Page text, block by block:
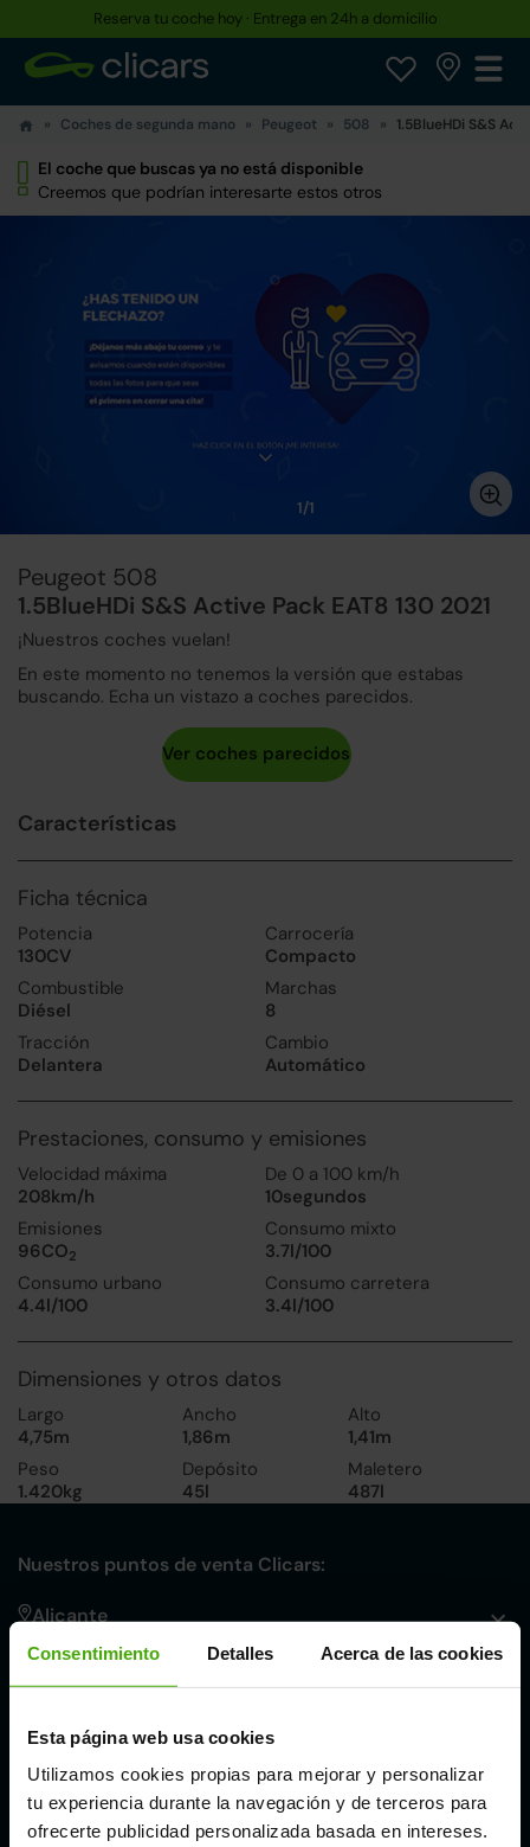
Consentimiento Detalles Acerca de las cookies
Esta página web usa cookies
Utilizamos cookies propias para mejorar y personalizar
tu experiencia durante la navegación y de terceros para
ofrecerte publicidad personalizada basada en intereses.
Reserva tu coche hoy · Entrega en 24h a domicilio
Coches de segunda mano Peugeot 508 1.5BlueHDi S&S
El coche que buscas ya no está disponible
Creemos que podrían interesarte estos otros
1/1
Peugeot 508
1.5BlueHDi S&S Active Pack EAT8 130 2021
¡Nuestros coches vuelan!
En este momento no tenemos la versión que estabas
buscando. Echa un vistazo a coches parecidos.
Características
Ficha técnica
Potencia
130CV
Carrocería
Compacto
Combustible
Diésel
Marchas
8
Tracción
Delantera
Cambio
Automático
Prestaciones, consumo y emisiones
Velocidad máxima
208km/h
De 0 a 100 km/h
10segundos
Emisiones
96CO2
Consumo mixto
3.7l/100
Consumo urbano
4.4l/100
Consumo carretera
3.4l/100
Dimensiones y otros datos
Largo
4,75m
Ancho
1,86m
Alto
1,41m
Peso
1.420kg
Depósito
45l
Maletero
487l
Nuestros puntos de venta Clicars:
Alicante
Córdoba
Málaga